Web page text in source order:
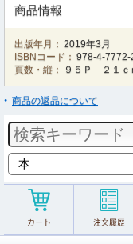
商品情報
出版年月： 2019年3月
ISBNコード： 978-4-7772-
頁数・縦：
９５Ｐ ２１ｃ
商品の返品について